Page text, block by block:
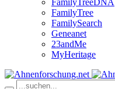
FamilyTreeDNA
FamilyTree
FamilySearch
Geneanet
23andMe
MyHeritage